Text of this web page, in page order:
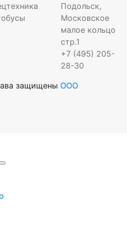
Подольск,
Московское
малое кольцо
стр.1
+7 (495) 205-
28-30
защищены ООО